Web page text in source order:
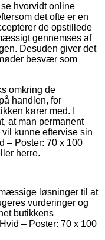
hvorvidt online
det ofte er en
de opstillede
gennemses af
Desuden giver det
besvær som
omkring de
handlen, for
kører med. I
at man permanent
kunne eftervise sin
– Poster: 70 x 100
herre.
løsninger til at
vurderinger og
butikkens
– Poster: 70 x 100